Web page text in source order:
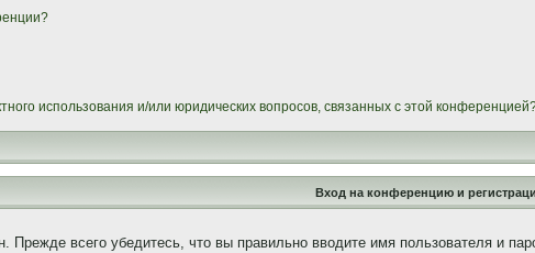
использования и/или юридических вопросов, связанных с этой
Вход на конференцию и
Прежде всего убедитесь, что вы правильно вводите имя пользователя и